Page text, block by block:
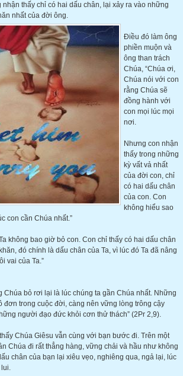
nhận thấy chỉ có hai dấu chân, lại xảy ra vào những
nhất của đời ông.
Điều đó làm ông
phiền muộn và
ông than trách
Chúa, “Chúa ơi,
Chúa nói với con
rằng Chúa sẽ
đồng hành với
con mọi lúc mọi
nơi.
Nhưng con nhận
thấy trong những
kỳ vất vả nhất
của đời con, chỉ
có hai dấu chân
của con. Con
không hiểu sao
con cần Chúa nhất.”
không bao giờ bỏ con. Con chỉ thấy có hai dấu chân
đó chính là dấu chân của Ta, vì lúc đó Ta đã nâng
vai của Ta.”
Chúa bỏ rơi lại là lúc chúng ta gần Chúa nhất. Những
đơn trong cuộc đời, càng nên vững lòng trông cậy
người đạo đức khỏi cơn thử thách” (2Pr 2,9).
Chúa Giêsu vẫn cùng với bạn bước đi. Trên một
Chúa đi rất thẳng hàng, vững chải và hầu như không
chân của bạn lại xiêu vẹo, nghiêng qua, ngả lại, lúc